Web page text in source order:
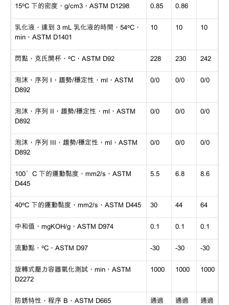
15ºC 下的密度，g/cm3，ASTM D1298 0.85 0.86
乳化液，達到 3 mL 乳化液的時間，54ºC，
min，ASTM D1401
10 10 10
閃點，克氏開杯， ºC，ASTM D92 228 230 242
泡沫，序列 I，趨勢/穩定性，ml，ASTM
D892
0/0 0/0 0/0
泡沫，序列 II，趨勢/穩定性，ml，ASTM
D892
0/0 0/0 0/0
泡沫，序列 III，趨勢/穩定性，ml，ASTM
D892
0/0 0/0 0/0
100°C 下的運動黏度，mm2/s，ASTM
D445
5.5 6.8 8.6
40ºC 下的運動黏度，mm2/s，ASTM D445 30 44 64
中和值， mgKOH/g，ASTM D974 0.1 0.1 0.1
流動點， ºC，ASTM D97 -30 -30 -30
旋轉式壓力容器氧化測試， min，ASTM
D2272
1000 1000 1000
防銹特性，程序 B，ASTM D665 通過 通過 通過